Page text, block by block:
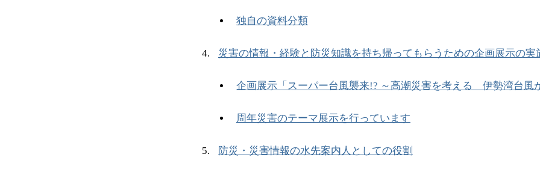
独自の資料分類
災害の情報・経験と防災知識を持ち帰ってもらうための企画展示の実
企画展示「スーパー台風襲来!? ～高潮災害を考える 伊勢湾台風
周年災害のテーマ展示を行っています
防災・災害情報の水先案内人としての役割